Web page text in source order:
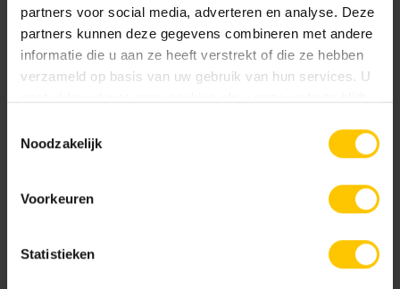
partners voor social media, adverteren en analyse. Deze
partners kunnen deze gegevens combineren met andere
informatie die u aan ze heeft verstrekt of die ze hebben
verzameld op basis van uw gebruik van hun services. U
Noodzakelijk
Voorkeuren
Statistieken
Documentatie
KOMO-certificaat betonstraatsteen (Aalst) K2021
KOMO-certificaat betonstraatstenen (Kampen) K2304